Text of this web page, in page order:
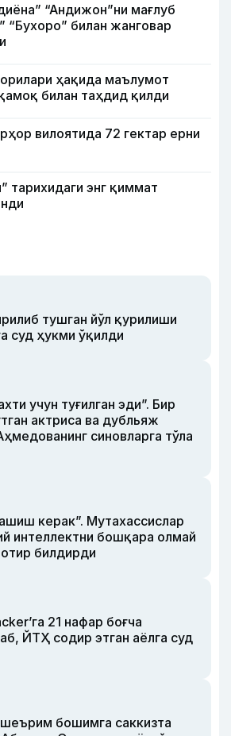
“Андижон”ни мағлуб
“Бухоро” билан жанговар
ҳақида маълумот
билан таҳдид қилди
вилоятида 72 гектар ерни
тарихидаги энг қиммат
тушган йўл қурилиши
суд ҳукми ўқилди
учун туғилган эди”. Бир
актриса ва дубльяж
синовларга тўла
керак”. Мутахассислар
интеллектни бошқара олмай
билдирди
21 нафар боғча
ЙТҲ содир этган аёлга суд
бошимга саккизта